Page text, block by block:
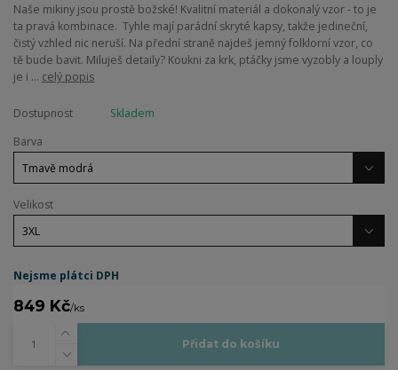
Naše mikiny jsou prostě božské! Kvalitní materiál a dokonalý vzor - to je
ta pravá kombinace. Tyhle mají parádní skryté kapsy, takže jedineční,
čistý vzhled nic neruší. Na přední straně najdeš jemný folklorní vzor, co
tě bude bavit. Miluješ detaily? Koukni za krk, ptáčky jsme vyzobly a louply
je i ... celý popis
Dostupnost
Skladem
Barva
Velikost
Nejsme plátci DPH
849 Kč/ks
Přidat do košíku